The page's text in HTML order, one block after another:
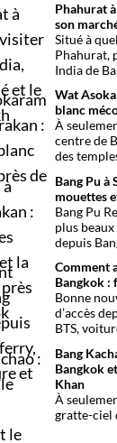
Phahurat
son
Situé à
Phahurat,
India de
capitale
marché
offre une
de
Wat
blanc
À
centre de
des
de
paisible et
de la
originale
habituels.
Bang Pu à
mouettes
Bang Pu
plus
depuis
ouvert sur
mangroves
milliers
Comment
Bangkok :
Bonne
d’accès
BTS,
oasis de
Bang
Bangkok
Khan
À
gratte-ciel